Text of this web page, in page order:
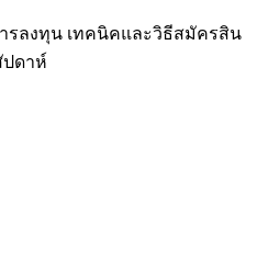
รลงทุน เทคนิคและวิธีสมัครสิน
ดาห์